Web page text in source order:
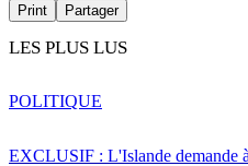
Print Partager
LES PLUS LUS
EXCLUSIF : L'Islande demande
POLITIQUE